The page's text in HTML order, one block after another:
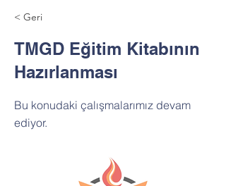
< Geri
TMGD Eğitim Kitabının
Hazırlanması
Bu konudaki çalışmalarımız devam
ediyor.